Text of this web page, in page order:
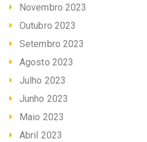
Novembro 2023
Outubro 2023
Setembro 2023
Agosto 2023
Julho 2023
Junho 2023
Maio 2023
Abril 2023